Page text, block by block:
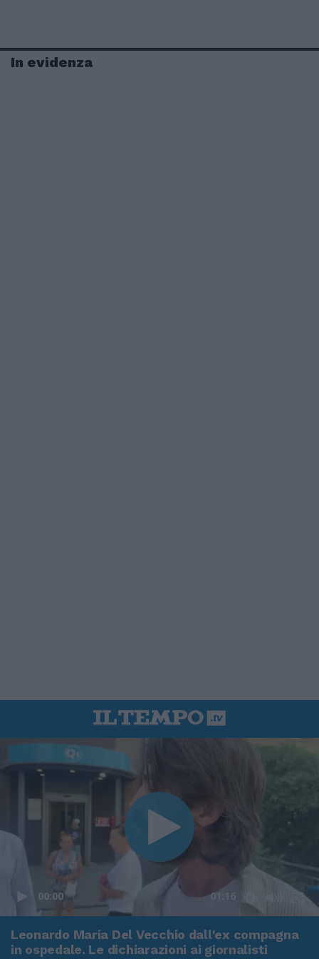
In evidenza
00:00 01:16
Leonardo Maria Del Vecchio dall'ex compagna
in ospedale. Le dichiarazioni ai giornalisti